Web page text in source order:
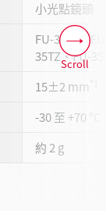
小光點鏡頭
FU-35FZ、
35TZ、FU-
15±2 mm
-30 至 +70 °C
約 2 g
Scroll